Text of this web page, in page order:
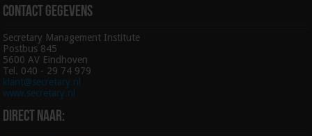
Contact gegevens
Secretary Management Institute
Postbus 845
5600 AV Eindhoven
Tel. 040 - 29 74 979
klant@secretary.nl
www.secretary.nl
Direct naar: